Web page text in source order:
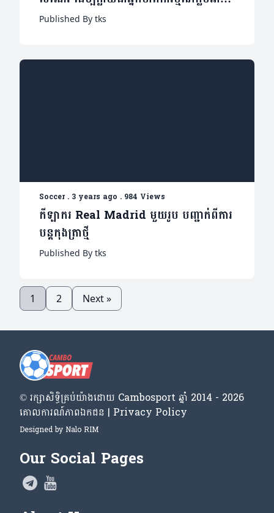
មួយនេះ
Published By tks
Soccer. 3 years ago . 984 Views
កីឡាករ Real Madrid មួយរូប បញ្ជាក់ពីការ
បន្តកុងត្រាថ្មី
Published By tks
1 2 Next »
© រក្សា​សិទ្ធិ​គ្រប់​យ៉ាង​ដោយ​ Cambosport ឆ្នាំ 2014 - 2026
គោលការណ៍​ភាព​ឯកជន | Privacy Policy
Designed by Nalo RIM
Our Social Pages